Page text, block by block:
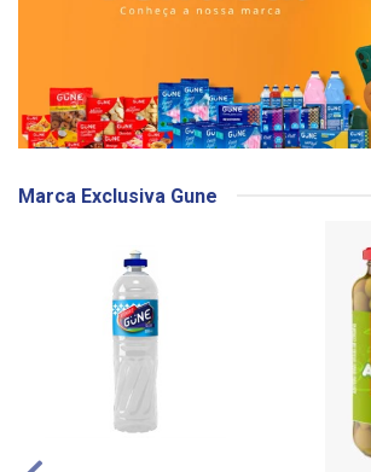
Marca Exclusiva Gune